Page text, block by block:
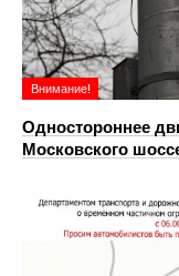
Внимание!
Одностороннее
Московского